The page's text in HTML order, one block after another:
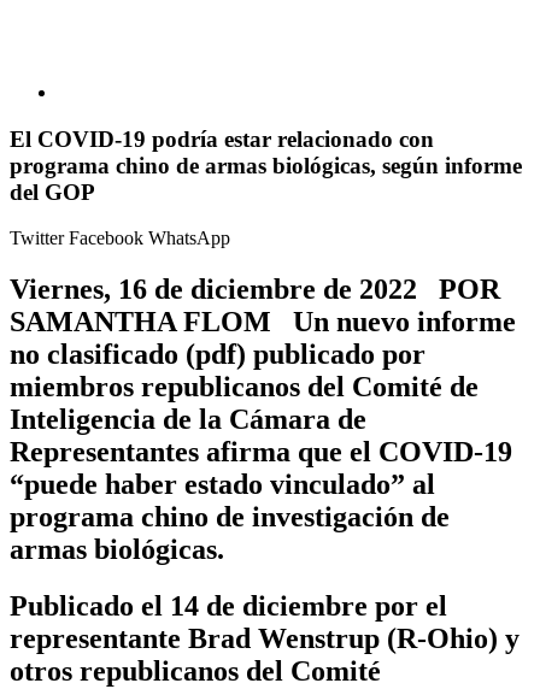
El COVID-19 podría estar relacionado con
programa chino de armas biológicas, según informe
del GOP
TwitterFacebook WhatsApp
Viernes, 16 de diciembre de 2022 POR
SAMANTHA FLOM Un nuevo informe
no clasificado (pdf) publicado por
miembros republicanos del Comité de
Inteligencia de la Cámara de
Representantes afirma que el COVID-19
“puede haber estado vinculado” al
programa chino de investigación de
armas biológicas.
Publicado el 14 de diciembre por el
representante Brad Wenstrup (R-Ohio) y
otros republicanos del Comité